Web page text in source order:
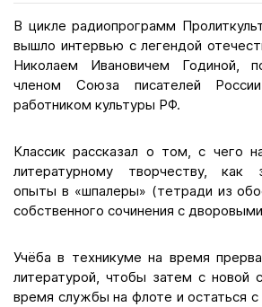
В цикле радиопрограмм
вышло интервью с легендой
Николаем Ивановичем Годиной,
членом Союза писателей
работником культуры РФ.
Классик рассказал о том, с чего
литературному творчеству, как
опыты в «шпалеры» (тетради из
собственного сочинения с
Учёба в техникуме на время
литературой, чтобы затем с новой
время службы на флоте и остаться